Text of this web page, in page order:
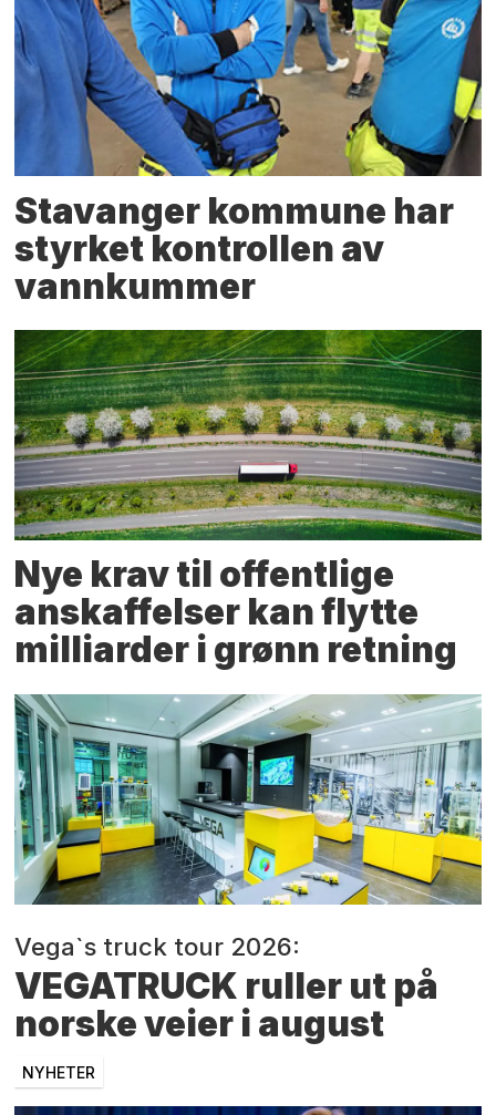
Stavanger kommune har
styrket kontrollen av
vannkummer
Nye krav til offentlige
anskaffelser kan flytte
milliarder i grønn retning
Vega`s truck tour 2026:
VEGATRUCK ruller ut på
norske veier i august
NYHETER